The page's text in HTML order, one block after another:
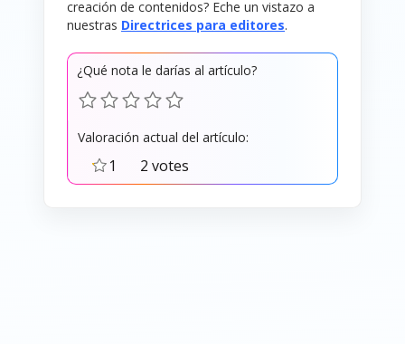
creación de contenidos? Eche un vistazo a
nuestras Directrices para editores.
¿Qué nota le darías al artículo?
Valoración actual del artículo:
1 2 votes